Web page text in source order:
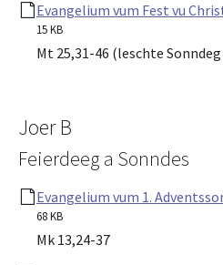
Evangelium vum Fest vu
15 KB
Mt 25,31-46 (leschte
Joer B
Feierdeeg a Sonndes
Evangelium vum 1.
68 KB
Mk 13,24-37